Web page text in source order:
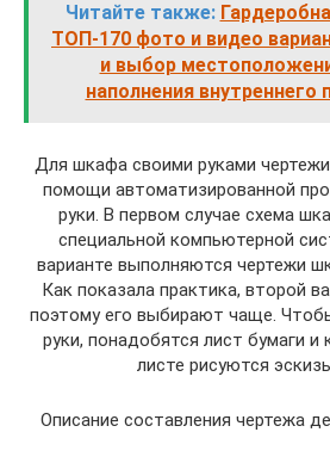
Читайте также:
ТОП-170 фото и видео
и выбор
наполнения внутреннего
Для шкафа своими руками
помощи автоматизированной
руки. В первом случае схема
специальной компьютерной
варианте выполняются чертежи
Как показала практика, второй
поэтому его выбирают чаще.
руки, понадобятся лист бумаги
листе рисуются
Описание составления чертежа